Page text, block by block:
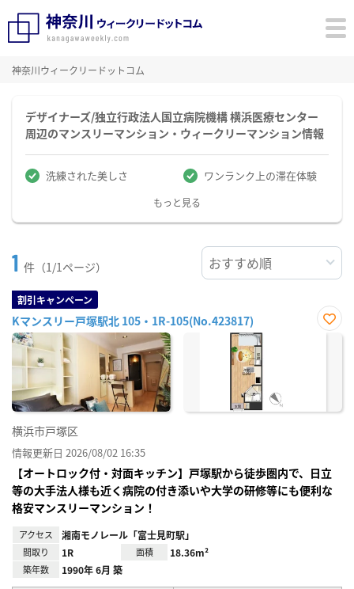
神奈川ウィークリードットコム
デザイナーズ/独立行政法人国立病院機構 横浜医療センター
周辺のマンスリーマンション・ウィークリーマンション情報
洗練された美しさ ワンランク上の滞在体験
もっと見る
1 件（1/1ページ）
割引キャンペーン
Kマンスリー戸塚駅北 105・1R-105(No.423817)
お気
横浜市戸塚区
情報更新日 2026/08/02 16:35
【オートロック付・対面キッチン】戸塚駅から徒歩圏内で、日立
等の大手法人様も近く病院の付き添いや大学の研修等にも便利な
格安マンスリーマンション！
アクセス 湘南モノレール「富士見町駅」
間取り 1R 面積 18.36m²
築年数 1990年 6月 築